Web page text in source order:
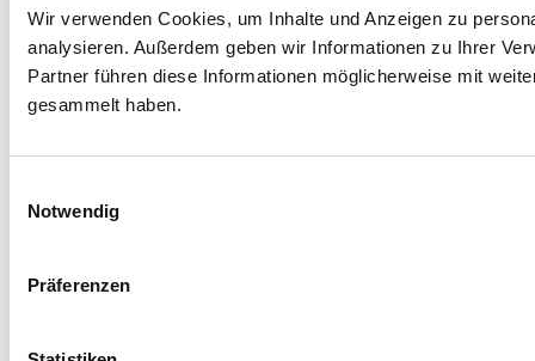
Wir verwenden Cookies, um Inhalte und Anzeigen zu
analysieren. Außerdem geben wir Informationen zu Ihrer
Partner führen diese Informationen möglicherweise mit
gesammelt haben.
Notwendig
Präferenzen